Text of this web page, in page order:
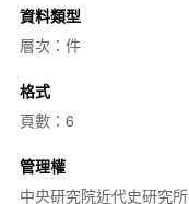
資料類型
層次：件
格式
頁數：6
管理權
中央研究院近代史研究所